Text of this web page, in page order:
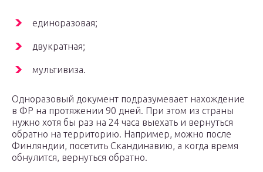
единоразовая;
двукратная;
мультивиза.
Одноразовый документ подразумевает нахождение
в ФР на протяжении 90 дней. При этом из страны
нужно хотя бы раз на 24 часа выехать и вернуться
обратно на территорию. Например, можно после
Финляндии, посетить Скандинавию, а когда время
обнулится, вернуться обратно.